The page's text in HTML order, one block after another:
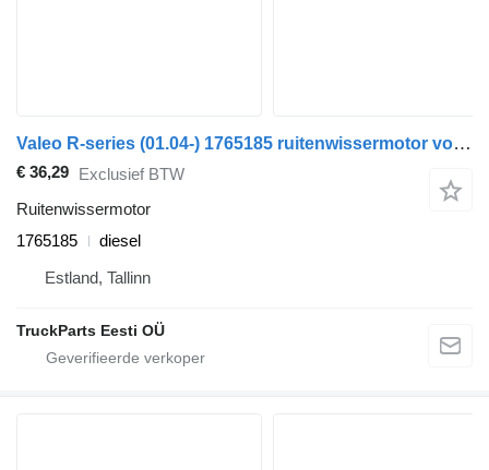
Valeo R-series (01.04-) 1765185 ruitenwissermotor voor Scania P,G,R,T-series (2004-2017) trekker
€ 36,29 Exclusief BTW
Ruitenwissermotor
1765185
diesel
Estland, Tallinn
TruckParts Eesti OÜ